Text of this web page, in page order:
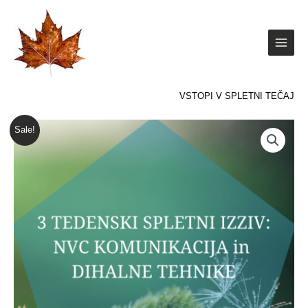
content
VSTOPI V SPLETNI TEČAJ
Sale!
cena
bila:
€417.00.
Trenutna
cena
3
TEDENSKI